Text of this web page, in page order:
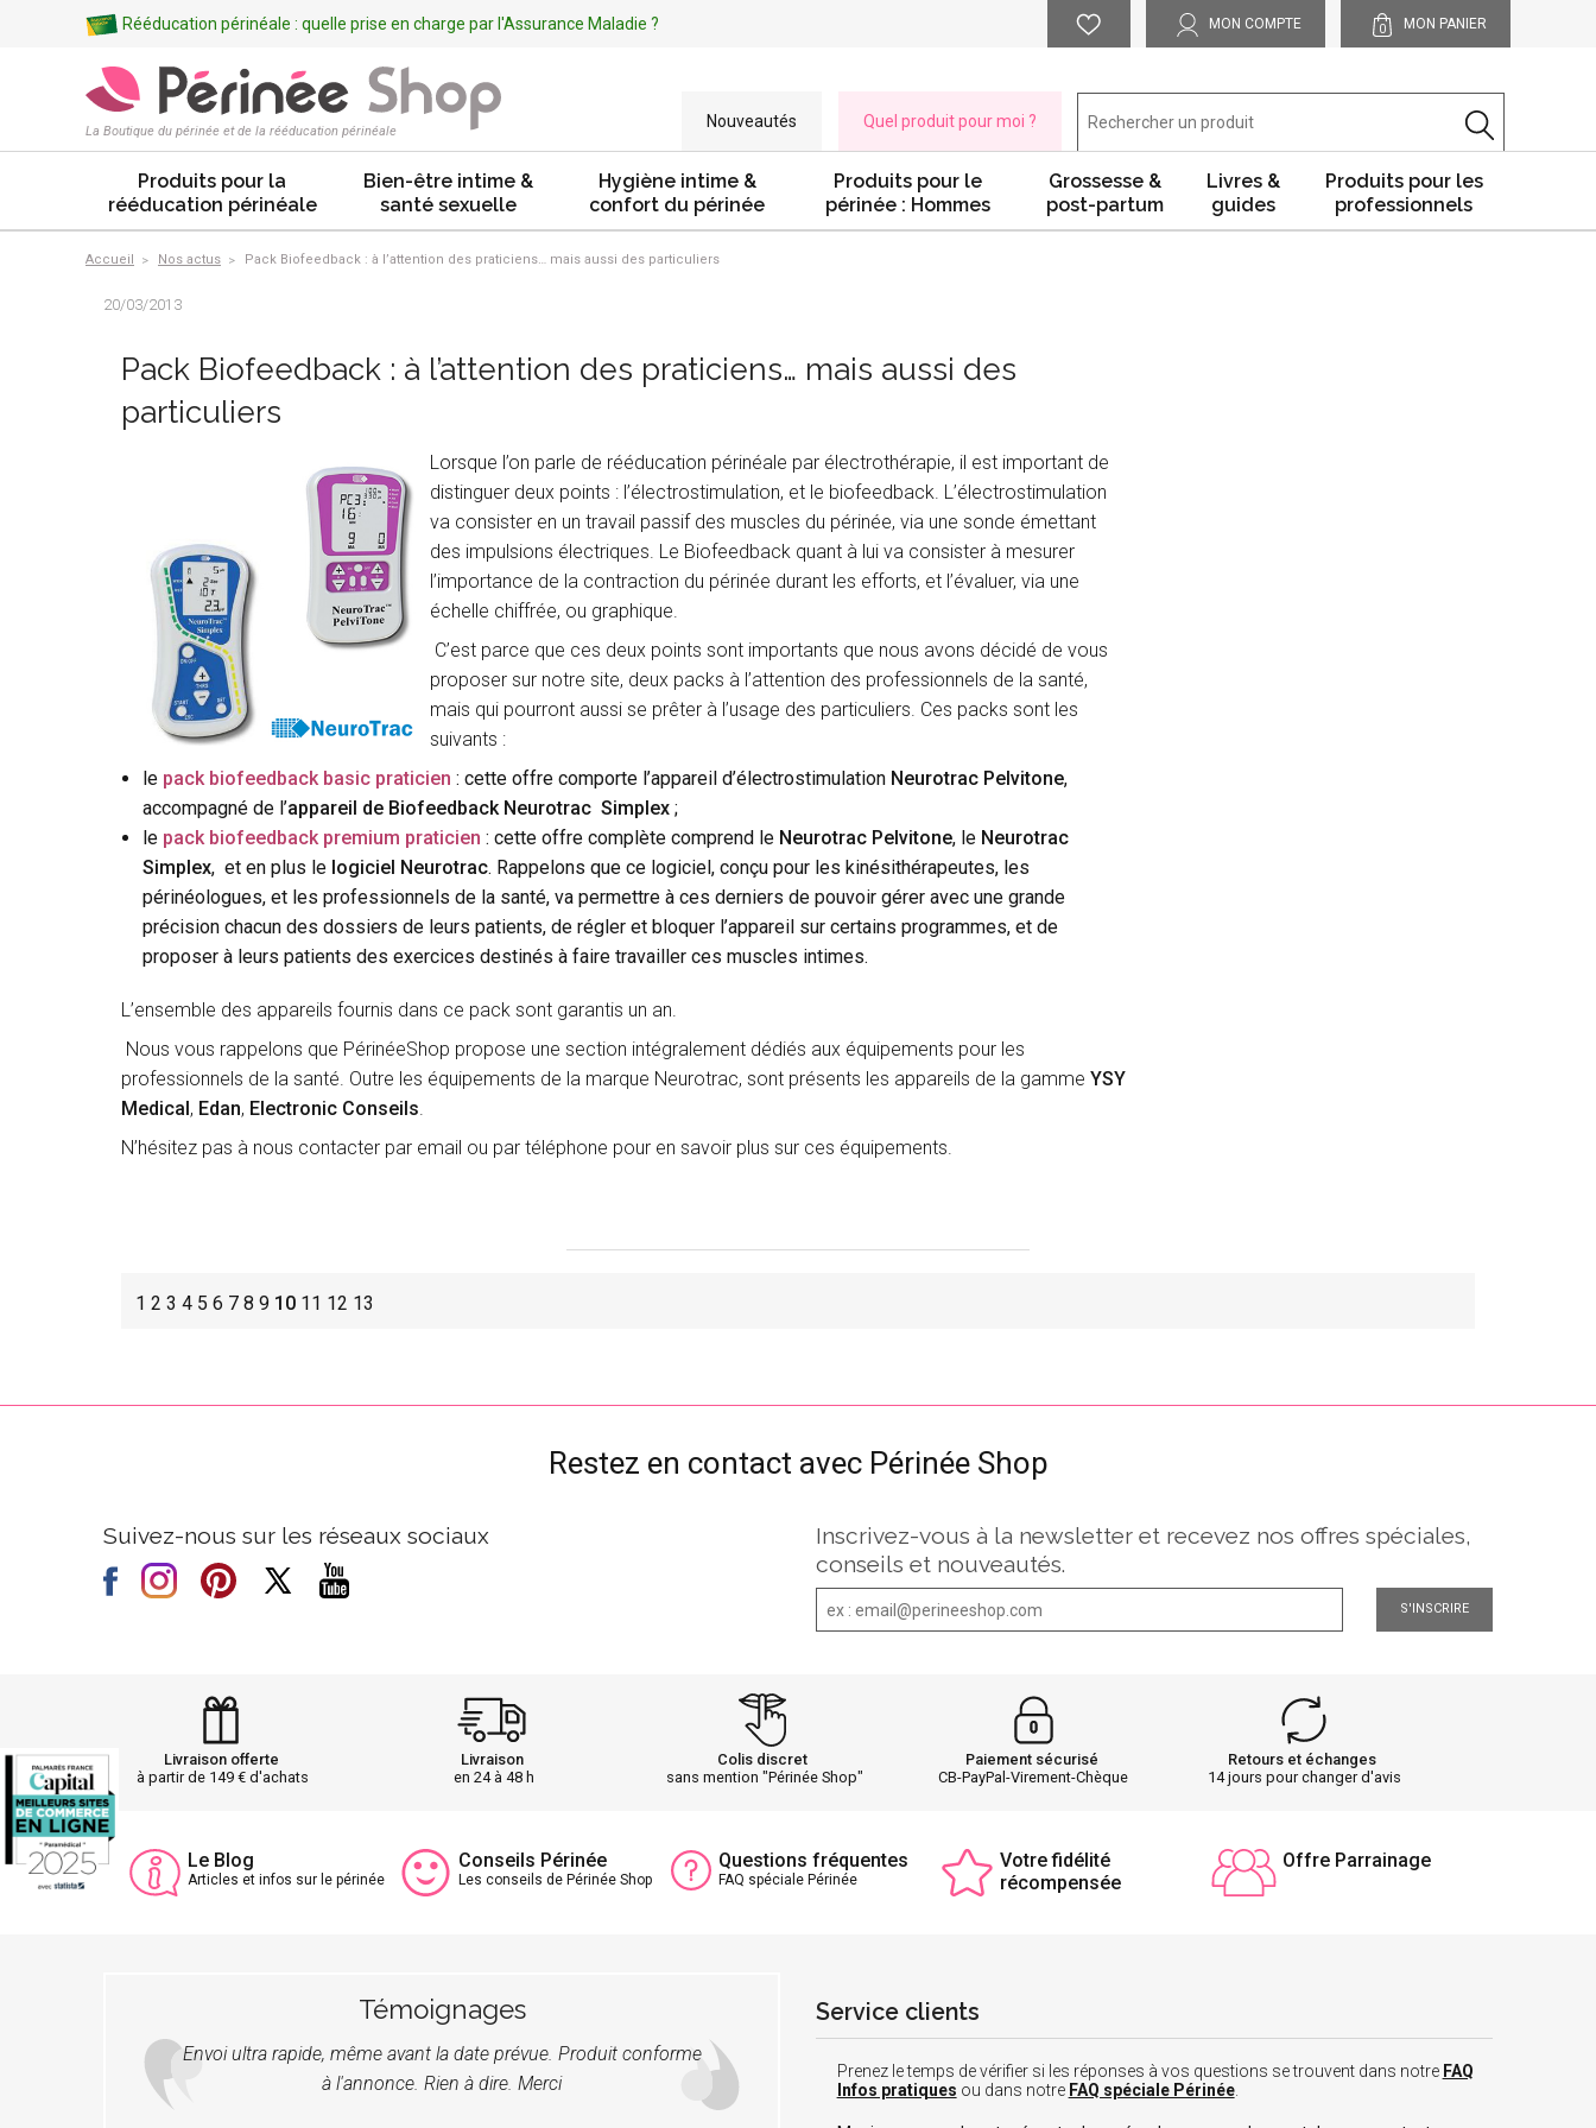
Rééducation périnéale : quelle prise en charge par l'Assurance Maladie ? MON COMPTE 0 MON PANIER
La Boutique du périnée et de la rééducation périnéale
Nouveautés Quel produit pour moi ?
Produits pour la
rééducation périnéale
Bien-être intime &
santé sexuelle
Hygiène intime &
confort du périnée
Produits pour le
périnée : Hommes
Grossesse &
post-partum
Livres &
guides
Produits pour les
professionnels
Accueil Nos actus Pack Biofeedback : à l’attention des praticiens… mais aussi des particuliers
20/03/2013
Pack Biofeedback : à l’attention des praticiens… mais aussi des
particuliers
Lorsque l’on parle de rééducation périnéale par électrothérapie, il est important de
distinguer deux points : l’électrostimulation, et le biofeedback. L’électrostimulation
va consister en un travail passif des muscles du périnée, via une sonde émettant
des impulsions électriques. Le Biofeedback quant à lui va consister à mesurer
l’importance de la contraction du périnée durant les efforts, et l’évaluer, via une
échelle chiffrée, ou graphique.
C’est parce que ces deux points sont importants que nous avons décidé de vous
proposer sur notre site, deux packs à l’attention des professionnels de la santé,
mais qui pourront aussi se prêter à l’usage des particuliers. Ces packs sont les
suivants :
le pack biofeedback basic praticien : cette offre comporte l’appareil d’électrostimulation Neurotrac Pelvitone,
accompagné de l’appareil de Biofeedback Neurotrac Simplex;
le pack biofeedback premium praticien : cette offre complète comprend le Neurotrac Pelvitone, le Neurotrac
Simplex, et en plus le logiciel Neurotrac. Rappelons que ce logiciel, conçu pour les kinésithérapeutes, les
périnéologues, et les professionnels de la santé, va permettre à ces derniers de pouvoir gérer avec une grande
précision chacun des dossiers de leurs patients, de régler et bloquer l’appareil sur certains programmes, et de
proposer à leurs patients des exercices destinés à faire travailler ces muscles intimes.
L’ensemble des appareils fournis dans ce pack sont garantis un an.
Nous vous rappelons que PérinéeShop propose une section intégralement dédiés aux équipements pour les
professionnels de la santé. Outre les équipements de la marque Neurotrac, sont présents les appareils de la gamme YSY
Medical, Edan, Electronic Conseils.
N’hésitez pas à nous contacter par email ou par téléphone pour en savoir plus sur ces équipements.
1 2 3 4 5 6 7 8 9 10 11 12 13
Restez en contact avec Périnée Shop
Suivez-nous sur les réseaux sociaux
Inscrivez-vous à la newsletter et recevez nos offres spéciales,
conseils et nouveautés.
S'INSCRIRE
Livraison offerte
à partir de 149 € d'achats
Livraison
en 24 à 48 h
Colis discret
sans mention "Périnée Shop"
Paiement sécurisé
CB-PayPal-Virement-Chèque
Retours et échanges
14 jours pour changer d'avis
Le Blog
Articles et infos sur le périnée
Conseils Périnée
Les conseils de Périnée Shop
Questions fréquentes
FAQ spéciale Périnée
Votre fidélité
récompensée
Offre Parrainage
Témoignages
Envoi ultra rapide, même avant la date prévue. Produit conforme
à l'annonce. Rien à dire. Merci
Service clients
Prenez le temps de vérifier si les réponses à vos questions se trouvent dans notre FAQ
Infos pratiques ou dans notre FAQ spéciale Périnée.